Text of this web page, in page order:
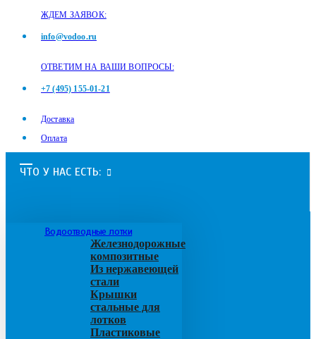
ЖДЕМ ЗАЯВОК:
info@vodoo.ru
ОТВЕТИМ НА ВАШИ ВОПРОСЫ:
+7 (495) 155-01-21
Доставка
Оплата
ЧТО У НАС ЕСТЬ:
Водоотводные лотки
Железнодорожные
композитные
Из нержавеющей
стали
Крышки
стальные для
лотков
Пластиковые